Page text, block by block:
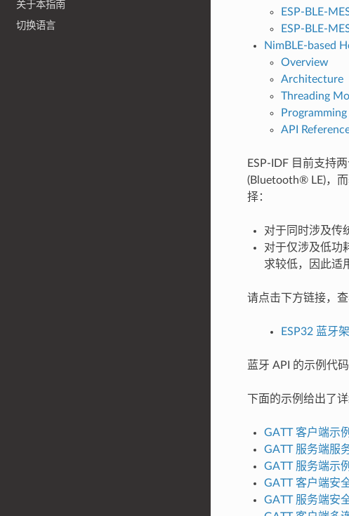
关于本指南
切换语言
ESP-BLE-
ESP-BLE-
NimBLE-based
Overview
Architecture
Threading
API
ESP-IDF 目前支持
(Bluetooth® LE)，
择：
对于同时涉及传
对于仅涉及低功
求较低，因此适
请点击下方链接，查
ESP32 蓝牙
蓝牙 API 的示例代
下面的示例给出了详
GATT 客户端示例
GATT 服务端服
GATT 服务端示例
GATT 客户端安
GATT 服务端安